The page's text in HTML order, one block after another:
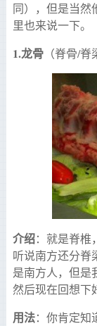
同），但是当然
里也来说一下。
1.龙骨（脊骨/脊
介绍：就是脊椎
听说南方还分脊
是南方人，但是
然后现在回想下
用法：你肯定知